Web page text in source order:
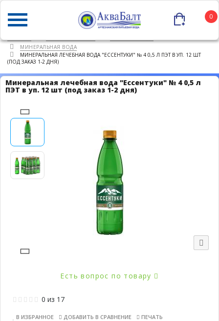
0
МИНЕРАЛЬНАЯ ВОДА
МИНЕРАЛЬНАЯ ЛЕЧЕБНАЯ ВОДА "ЕССЕНТУКИ" № 4 0,5 Л ПЭТ В УП. 12 ШТ
(ПОД ЗАКАЗ 1-2 ДНЯ)
Минеральная лечебная вода "Ессентуки" № 4 0,5 л
ПЭТ в уп. 12 шт (под заказ 1-2 дня)
Есть вопрос по товару
0 из 17
В ИЗБРАННОЕ ДОБАВИТЬ В СРАВНЕНИЕ ПЕЧАТЬ